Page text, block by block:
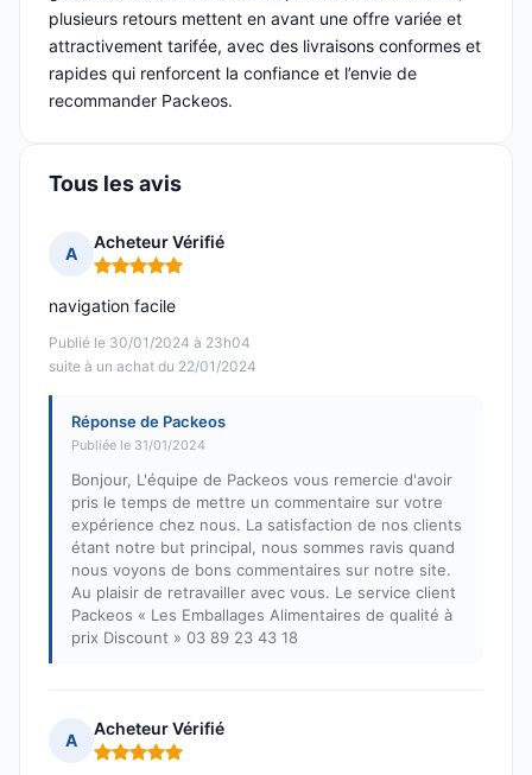
plusieurs retours mettent en avant une offre variée et
attractivement tarifée, avec des livraisons conformes et
rapides qui renforcent la confiance et l’envie de
recommander Packeos.
Tous les avis
A
Acheteur Vérifié
Note : 5 sur 5
Publié le 30/01/2024 à 23h04
suite à un achat du 22/01/2024
navigation facile
Réponse de Packeos
Publiée le 31/01/2024
Bonjour, L'équipe de Packeos vous remercie d'avoir
pris le temps de mettre un commentaire sur votre
expérience chez nous. La satisfaction de nos clients
étant notre but principal, nous sommes ravis quand
nous voyons de bons commentaires sur notre site.
Au plaisir de retravailler avec vous. Le service client
Packeos « Les Emballages Alimentaires de qualité à
prix Discount » 03 89 23 43 18
A
Acheteur Vérifié
Note : 5 sur 5